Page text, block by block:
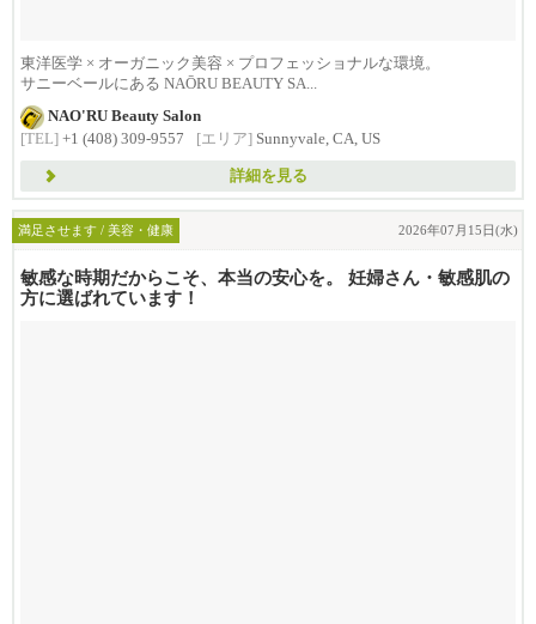
東洋医学 × オーガニック美容 × プロフェッショナルな環境。
サニーベールにある NAŌRU BEAUTY SA...
NAO'RU Beauty Salon
[TEL] +1 (408) 309-9557 [エリア] Sunnyvale, CA, US
詳細を見る
満足させます / 美容・健康 2026年07月15日(水)
敏感な時期だからこそ、本当の安心を。 妊婦さん・敏感肌の
方に選ばれています！